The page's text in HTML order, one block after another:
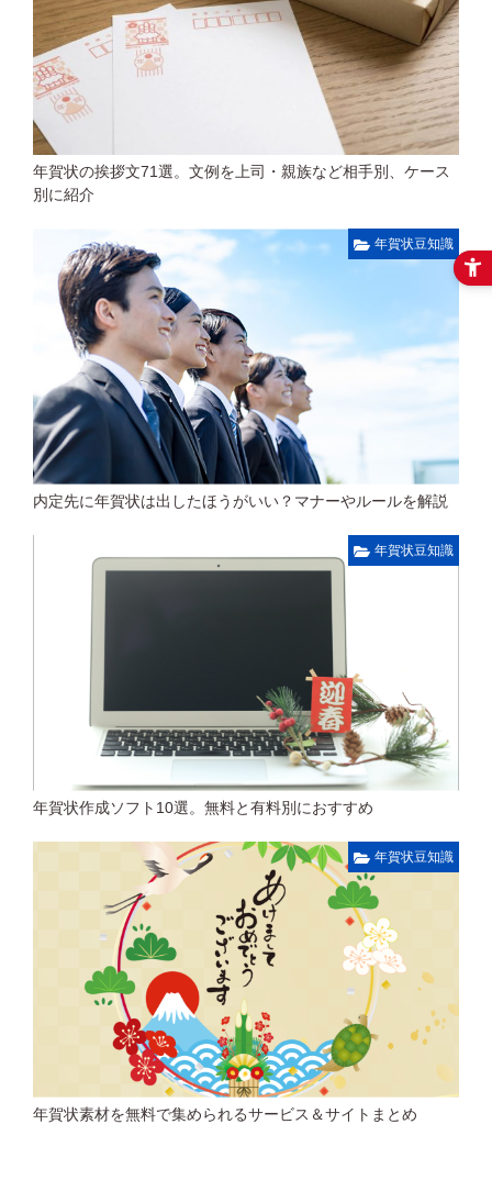
年賀状の挨拶文71選。文例を上司・親族など相手別、ケース
別に紹介
年賀状豆知識
内定先に年賀状は出したほうがいい？マナーやルールを解説
年賀状豆知識
年賀状作成ソフト10選。無料と有料別におすすめ
年賀状豆知識
年賀状素材を無料で集められるサービス＆サイトまとめ